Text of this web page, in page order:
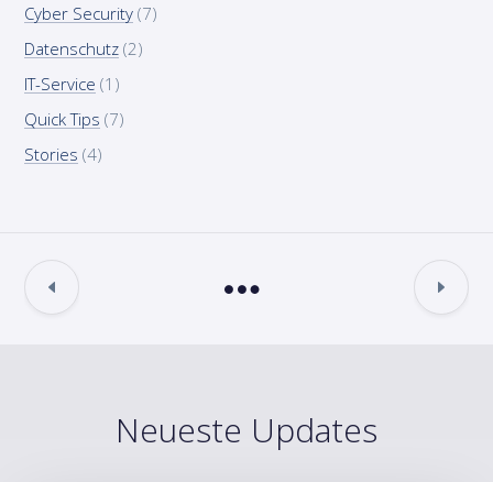
Cyber Security (7)
Datenschutz (2)
IT-Service (1)
Quick Tips (7)
Stories (4)
Neueste Updates